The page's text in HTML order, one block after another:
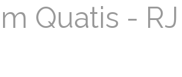
Quatis - RJ